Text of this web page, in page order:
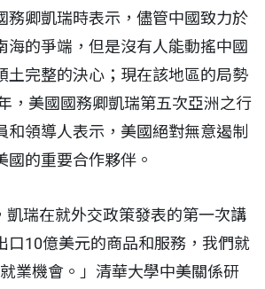
務卿凱瑞時表示，儘管中國致力於
海的爭端，但是沒有人能動搖中國
土完整的決心；現在該地區的局勢
，美國國務卿凱瑞第五次亞洲之行
和領導人表示，美國絕對無意遏制
國的重要合作夥伴。
凱瑞在就外交政策發表的第一次講
口10億美元的商品和服務，我們就
業機會。」清華大學中美關係研